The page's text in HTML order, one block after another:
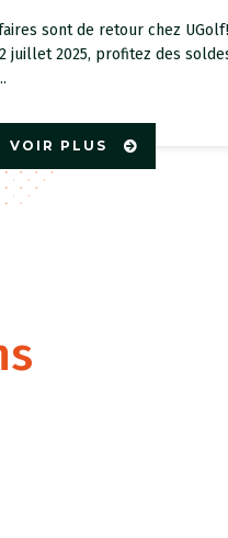
sont de retour chez UGolf!
juillet 2025, profitez des
VOIR PLUS